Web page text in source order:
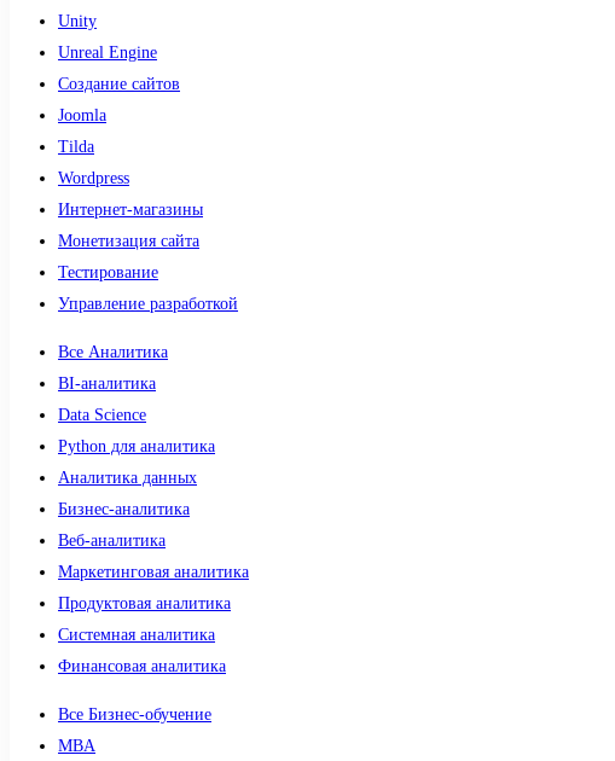
Unity
Unreal Engine
Создание сайтов
Joomla
Tilda
Wordpress
Интернет-магазины
Монетизация сайта
Тестирование
Управление разработкой
Все Аналитика
BI-аналитика
Data Science
Python для аналитика
Аналитика данных
Бизнес-аналитика
Веб-аналитика
Маркетинговая аналитика
Продуктовая аналитика
Системная аналитика
Финансовая аналитика
Все Бизнес-обучение
MBA